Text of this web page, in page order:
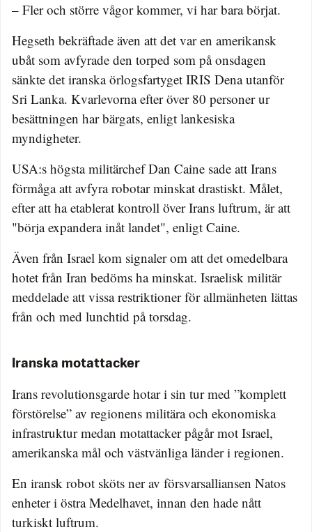
– Fler och större vågor kommer, vi har bara börjat.
Hegseth bekräftade även att det var en amerikansk
ubåt som avfyrade den torped som på onsdagen
sänkte det iranska örlogsfartyget IRIS Dena utanför
Sri Lanka. Kvarlevorna efter över 80 personer ur
besättningen har bärgats, enligt lankesiska
myndigheter.
USA:s högsta militärchef Dan Caine sade att Irans
förmåga att avfyra robotar minskat drastiskt. Målet,
efter att ha etablerat kontroll över Irans luftrum, är att
"börja expandera inåt landet", enligt Caine.
Även från Israel kom signaler om att det omedelbara
hotet från Iran bedöms ha minskat. Israelisk militär
meddelade att vissa restriktioner för allmänheten lättas
från och med lunchtid på torsdag.
Iranska motattacker
Irans revolutionsgarde hotar i sin tur med ”komplett
förstörelse” av regionens militära och ekonomiska
infrastruktur medan motattacker pågår mot Israel,
amerikanska mål och västvänliga länder i regionen.
En iransk robot sköts ner av försvarsalliansen Natos
enheter i östra Medelhavet, innan den hade nått
turkiskt luftrum.